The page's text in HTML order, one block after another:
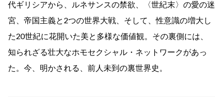
代ギリシアから、ルネサンスの禁欲、〈世紀末〉の愛の迷
宮、帝国主義と2つの世界大戦、そして、性意識の増大し
た20世紀に花開いた美と多様な価値観。その裏側には、
知られざる壮大なホモセクシャル・ネットワークがあっ
た。今、明かされる、前人未到の裏世界史。